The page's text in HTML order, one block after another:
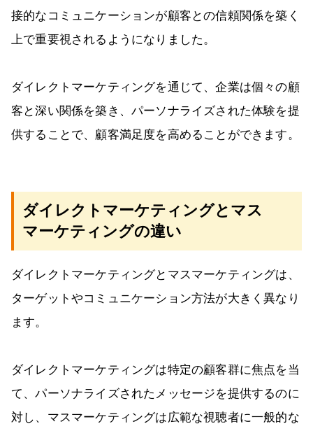
接的なコミュニケーションが顧客との信頼関係を築く
上で重要視されるようになりました。
ダイレクトマーケティングを通じて、企業は個々の顧
客と深い関係を築き、パーソナライズされた体験を提
供することで、顧客満足度を高めることができます。
ダイレクトマーケティングとマス
マーケティングの違い
ダイレクトマーケティングとマスマーケティングは、
ターゲットやコミュニケーション方法が大きく異なり
ます。
ダイレクトマーケティングは特定の顧客群に焦点を当
て、パーソナライズされたメッセージを提供するのに
対し、マスマーケティングは広範な視聴者に一般的な